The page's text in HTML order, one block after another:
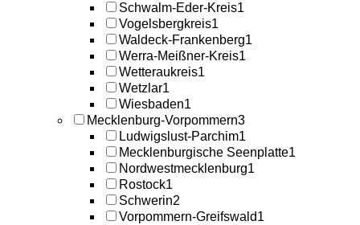
Schwalm-Eder-Kreis1
Vogelsbergkreis1
Waldeck-Frankenberg1
Werra-Meißner-Kreis1
Wetteraukreis1
Wetzlar1
Wiesbaden1
Mecklenburg-Vorpommern3
Ludwigslust-Parchim1
Mecklenburgische Seenplatte1
Nordwestmecklenburg1
Rostock1
Schwerin2
Vorpommern-Greifswald1